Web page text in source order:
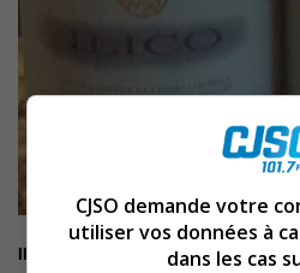
CJSO demande votre
utiliser vos données à
dans les cas